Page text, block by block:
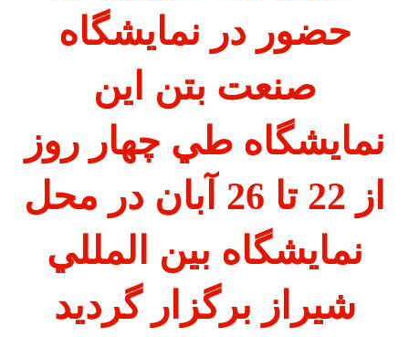
حضور در نمايشگاه
صنعت بتن اين
نمايشگاه طي چهار روز
از 22 تا 26 آبان در محل
نمايشگاه بين المللي
شيراز برگزار گرديد